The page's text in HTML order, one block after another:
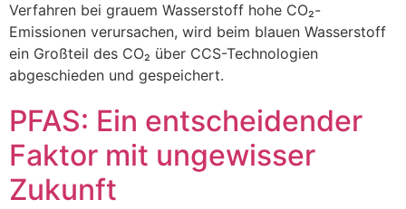
Verfahren bei grauem Wasserstoff hohe CO₂-
Emissionen verursachen, wird beim blauen Wasserstoff
ein Großteil des CO₂ über CCS-Technologien
abgeschieden und gespeichert.
PFAS: Ein entscheidender
Faktor mit ungewisser
Zukunft